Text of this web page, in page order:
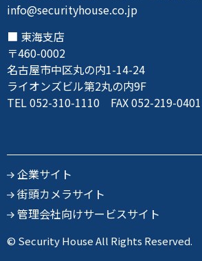
info@securityhouse.co.jp
東海支店
〒460-0002
名古屋市中区丸の内1-14-24
ライオンズビル第2丸の内9F
TEL 052-310-1110 FAX 052-219-0401
企業サイト
街頭カメラサイト
管理会社向けサービスサイト
© Security House All Rights Reserved.